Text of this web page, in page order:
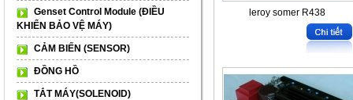
Genset Control Module (ĐIỀU
KHIỂN BẢO VỆ MÁY)
CẢM BIẾN (SENSOR)
ĐỒNG HỒ
TẮT MÁY(SOLENOID)
leroy somer R438